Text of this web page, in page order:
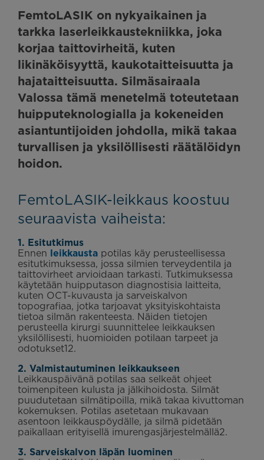
FemtoLASIK on nykyaikainen ja
tarkka laserleikkaustekniikka, joka
korjaa taittovirheitä, kuten
likinäköisyyttä, kaukotaitteisuutta ja
hajataitteisuutta. Silmäsairaala
Valossa tämä menetelmä toteutetaan
huipputeknologialla ja kokeneiden
asiantuntijoiden johdolla, mikä takaa
turvallisen ja yksilöllisesti räätälöidyn
hoidon.
FemtoLASIK-leikkaus koostuu
seuraavista vaiheista:
1. Esitutkimus
Ennen leikkausta potilas käy perusteellisessa
esitutkimuksessa, jossa silmien terveydentila ja
taittovirheet arvioidaan tarkasti. Tutkimuksessa
käytetään huipputason diagnostisia laitteita,
kuten OCT-kuvausta ja sarveiskalvon
topografiaa, jotka tarjoavat yksityiskohtaista
tietoa silmän rakenteesta. Näiden tietojen
perusteella kirurgi suunnittelee leikkauksen
yksilöllisesti, huomioiden potilaan tarpeet ja
odotukset12.
2. Valmistautuminen leikkaukseen
Leikkauspäivänä potilas saa selkeät ohjeet
toimenpiteen kulusta ja jälkihoidosta. Silmät
puudutetaan silmätipoilla, mikä takaa kivuttoman
kokemuksen. Potilas asetetaan mukavaan
asentoon leikkauspöydälle, ja silmä pidetään
paikallaan erityisellä imurengasjärjestelmällä2.
3. Sarveiskalvon läpän luominen